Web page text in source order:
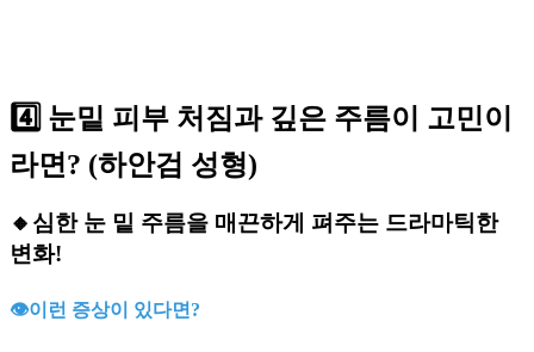
4️⃣ 눈밑 피부 처짐과 깊은 주름이 고민이
라면? (하안검 성형)
🔸 심한 눈 밑 주름을 매끈하게 펴주는 드라마틱한
변화!
👁️이런 증상이 있다면?